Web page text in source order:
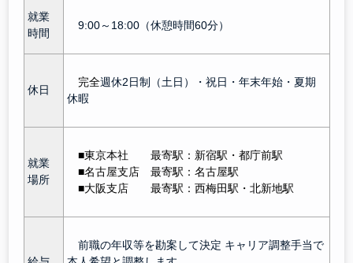
就業
時間
9:00～18:00（休憩時間60分）
休日
完全週休2日制（土日）・祝日・年末年始・夏期
休暇
就業
場所
■東京本社 最寄駅：新宿駅 ・都庁前駅
■名古屋支店最寄駅：名古屋駅
■大阪支店最寄駅：西梅田駅・北新地駅
前職の年収等を勘案して決定 キャリア調整手当で